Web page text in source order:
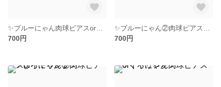
700円
700円